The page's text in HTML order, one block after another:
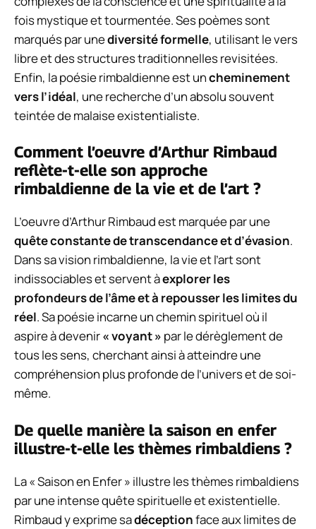
fois mystique et tourmentée. Ses poèmes sont
marqués par unediversité formelle, utilisant le vers
libre et des structures traditionnelles revisitées.
Enfin, la poésie rimbaldienne est uncheminement
vers l’idéal, une recherche d’un absolu souvent
teintée de malaise existentialiste.
Comment l’oeuvre d’Arthur Rimbaud
reflète-t-elle son approche
rimbaldienne de la vie et de l’art ?
L’oeuvre d’Arthur Rimbaud est marquée par une
quête constante de transcendance et d’évasion.
Dans sa vision rimbaldienne, la vie et l’art sont
indissociables et servent àexplorer les
profondeurs de l’âme et à repousser les limites du
réel. Sa poésie incarne un chemin spirituel où il
aspire à devenir« voyant » par le dérèglement de
tous les sens, cherchant ainsi à atteindre une
compréhension plus profonde de l’univers et de soi-
même.
De quelle manière la saison en enfer
illustre-t-elle les thèmes rimbaldiens ?
La « Saison en Enfer » illustre les thèmes rimbaldiens
par une intense quête spirituelle et existentielle.
Rimbaud y exprime sadéceptionface aux limites de